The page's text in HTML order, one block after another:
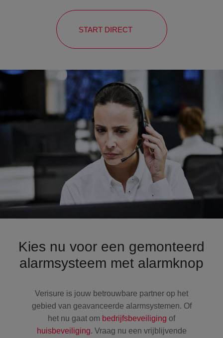
START DIRECT
Kies nu voor een gemonteerd
alarmsysteem met alarmknop
Verisure is jouw betrouwbare partner op het
gebied van geavanceerde alarmsystemen. Of
het nu gaat om bedrijfsbeveiliging of
huisbeveiliging. Vraag nu een vrijblijvende